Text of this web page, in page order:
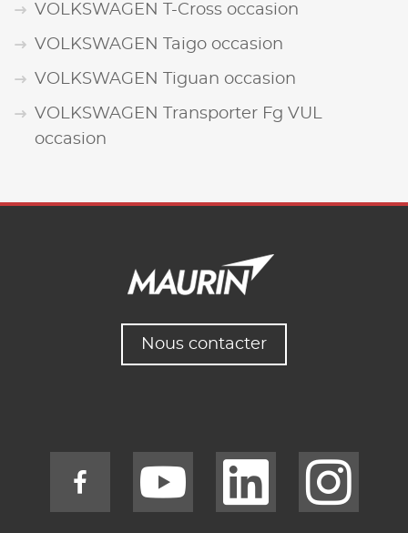
VOLKSWAGEN T-Cross occasion
VOLKSWAGEN Taigo occasion
VOLKSWAGEN Tiguan occasion
VOLKSWAGEN Transporter Fg VUL
occasion
Nous contacter